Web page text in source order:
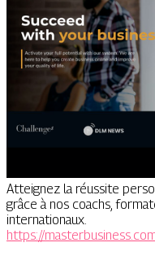
Atteignez la réussite
grâce à nos coachs,
internationaux.
https://